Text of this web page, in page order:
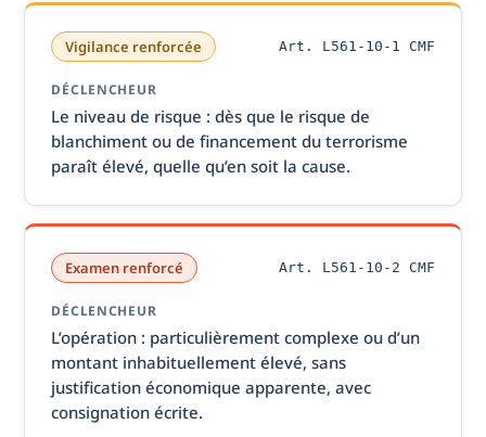
Vigilance renforcée Art. L561-10-1 CMF
DÉCLENCHEUR
Le niveau de risque : dès que le risque de
blanchiment ou de financement du terrorisme
paraît élevé, quelle qu’en soit la cause.
Examen renforcé Art. L561-10-2 CMF
DÉCLENCHEUR
L’opération : particulièrement complexe ou d’un
montant inhabituellement élevé, sans
justification économique apparente, avec
consignation écrite.